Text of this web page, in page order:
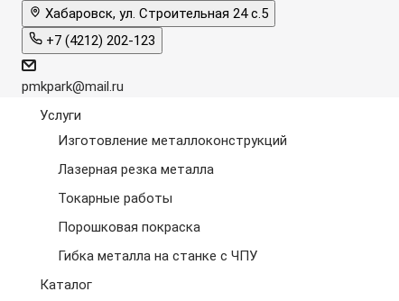
Хабаровск, ул. Строительная 24 с.5
+7 (4212) 202-123
pmkpark@mail.ru
Услуги
Изготовление металлоконструкций
Лазерная резка металла
Токарные работы
Порошковая покраска
Гибка металла на станке с ЧПУ
Каталог